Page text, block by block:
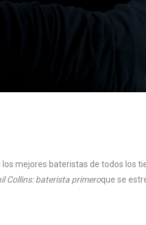
mejores bateristas de todos los
Collins: baterista primeroque se